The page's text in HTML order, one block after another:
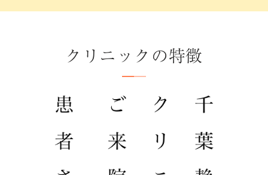
クリニックの特徴